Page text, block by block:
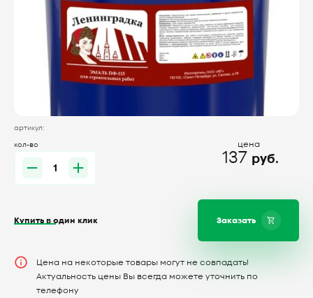
артикул:
кол-во
цена
137 руб.
Заказать
Купить в один клик
Цена на некоторые товары могут не совпадать!
Актуальность цены Вы всегда можете уточнить по
телефону